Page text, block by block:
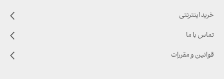
خرید اینترنتی
تماس با ما
قوانین و مقررات